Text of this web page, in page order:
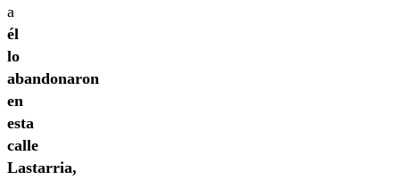
a
él
lo
abandonaron
en
esta
calle
Lastarria,